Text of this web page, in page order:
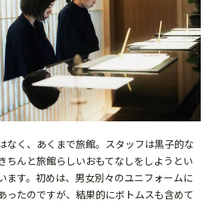
なく、あくまで旅館。スタッフは黒子的な
ちんと旅館らしいおもてなしをしようとい
ます。初めは、男女別々のユニフォームに
ったのですが、結果的にボトムスも含めて